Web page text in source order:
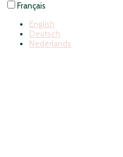
Français
English
Deutsch
Nederlands